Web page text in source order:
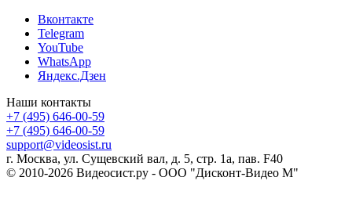
Вконтакте
Telegram
YouTube
WhatsApp
Яндекс.Дзен
Наши контакты
+7 (495) 646-00-59
+7 (495) 646-00-59
support@videosist.ru
г. Москва, ул. Сущевский вал, д. 5, стр. 1а, пав. F40
© 2010-2026 Видеосист.ру - ООО "Дисконт-Видео М"